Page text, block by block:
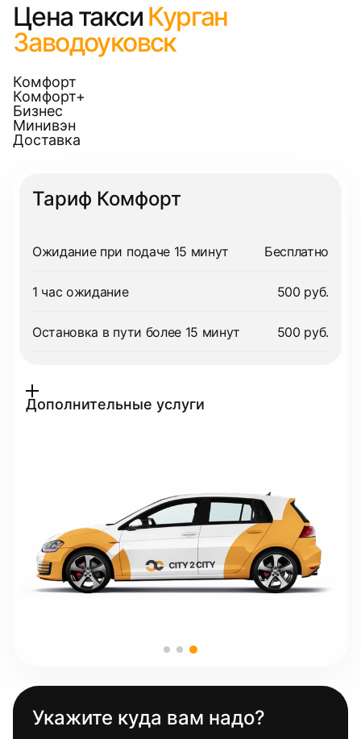
Цена такси Курган
Заводоуковск
Комфорт
Комфорт+
Бизнес
Минивэн
Доставка
Тариф Комфорт
Ожидание при подаче 15 минут Бесплатно
1 час ожидание 500 руб.
Остановка в пути более 15 минут 500 руб.
Дополнительные услуги
Укажите куда вам надо?